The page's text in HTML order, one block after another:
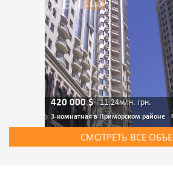
420 000$ 11.24млн. грн.
3-комнатная в Приморском районе
СМОТРЕТЬ ВСЕ